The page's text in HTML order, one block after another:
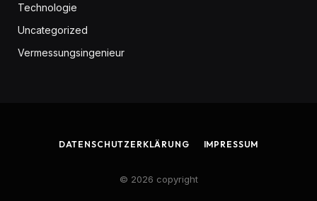
Technologie
Uncategorized
Vermessungsingenieur
DATENSCHUTZERKLÄRUNG IMPRESSUM
© 2026 copyright